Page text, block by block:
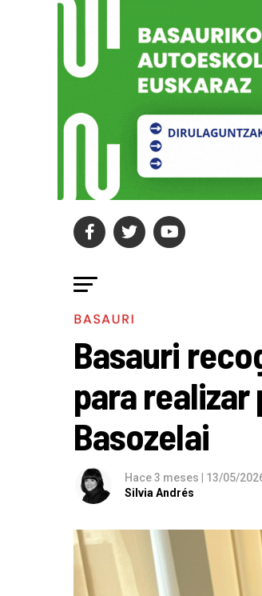
BASAURI
Basauri
para
Basozelai
Hace 3 meses | 13/05/
Silvia Andrés